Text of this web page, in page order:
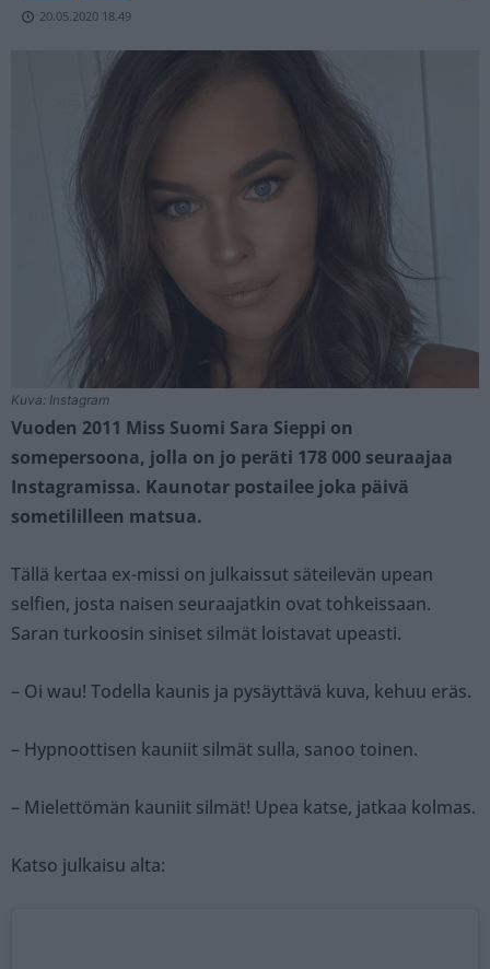
20.05.2020 18.49
Kuva: Instagram
Vuoden 2011 Miss Suomi Sara Sieppi on
somepersoona, jolla on jo peräti 178 000 seuraajaa
Instagramissa. Kaunotar postailee joka päivä
sometililleen matsua.
Tällä kertaa ex-missi on julkaissut säteilevän upean
selfien, josta naisen seuraajatkin ovat tohkeissaan.
Saran turkoosin siniset silmät loistavat upeasti.
– Oi wau! Todella kaunis ja pysäyttävä kuva, kehuu eräs.
– Hypnoottisen kauniit silmät sulla, sanoo toinen.
– Mielettömän kauniit silmät! Upea katse, jatkaa kolmas.
Katso julkaisu alta: